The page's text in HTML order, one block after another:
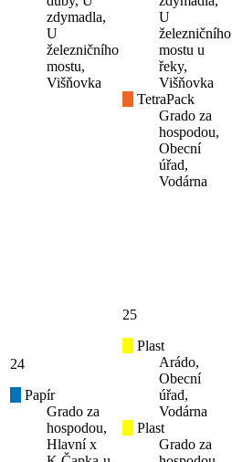
zdymadla,
U
železničního
mostu,
Višňovka
U
železničního
mostu u
řeky,
Višňovka
TetraPack
Grado za
hospodou,
Obecní
úřad,
Vodárna
24
Papír
Grado za
hospodou,
Hlavní x
25
Plast
Arádo,
Obecní
úřad,
Vodárna
Plast
Grado za